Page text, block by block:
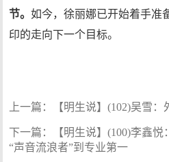
节。如今，徐丽娜已开始着手准
印的走向下一个目标。
上一篇： 【明生说】(102)吴雪
下一篇：
【明生说】(100)李鑫
“声音流浪者”到专业第一